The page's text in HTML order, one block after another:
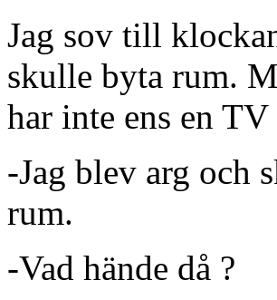
Jag sov till
skulle byta rum.
har inte ens en
-Jag blev arg och
rum.
-Vad hände då ?